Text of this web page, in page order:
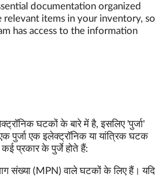
documentation organized
items in your inventory, so
has access to the information
घटकों के बारे में है, इसलिए 'पुर्जा'
पुर्जा एक इलेक्ट्रॉनिक या यांत्रिक घटक
कई प्रकार के पुर्जे होते हैं:
संख्या (MPN) वाले घटकों के लिए हैं। यदि